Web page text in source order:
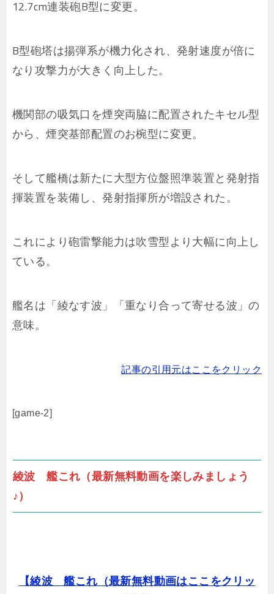
12.7cm連装砲B型に変更。
B型砲塔は揚弾系が機力化され、発射速度が倍に
なり攻撃力が大きく向上した。
機関部の吸気口を煙突両脇に配置されたキセル型
から、煙突基部配置のお椀型に変更。
そして艦橋は新たに大型方位盤照準装置と発射指
揮装置を装備し、発射指揮所が増設された。
これにより砲雷撃能力は吹雪型より大幅に向上し
ている。
艦名は「綾なす波」「重なり合って寄せる波」の
意味。
記事の引用元はここをクリック
[game-2]
綾波 艦これ（最新無料動画を楽しみましょう
♪）
【綾波 艦これ（最新無料動画はここをクリッ